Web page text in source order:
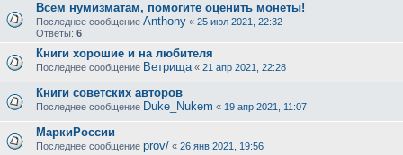
Всем нумизматам, помогите оценить монеты!
Последнее сообщение Anthony « 25 июл 2021, 22:32
Ответы: 6
Книги хорошие и на любителя
Последнее сообщение Ветрища « 21 апр 2021, 22:28
Книги советских авторов
Последнее сообщение Duke_Nukem « 19 апр 2021, 11:07
МаркиРоссии
Последнее сообщение prov/ « 26 янв 2021, 19:56